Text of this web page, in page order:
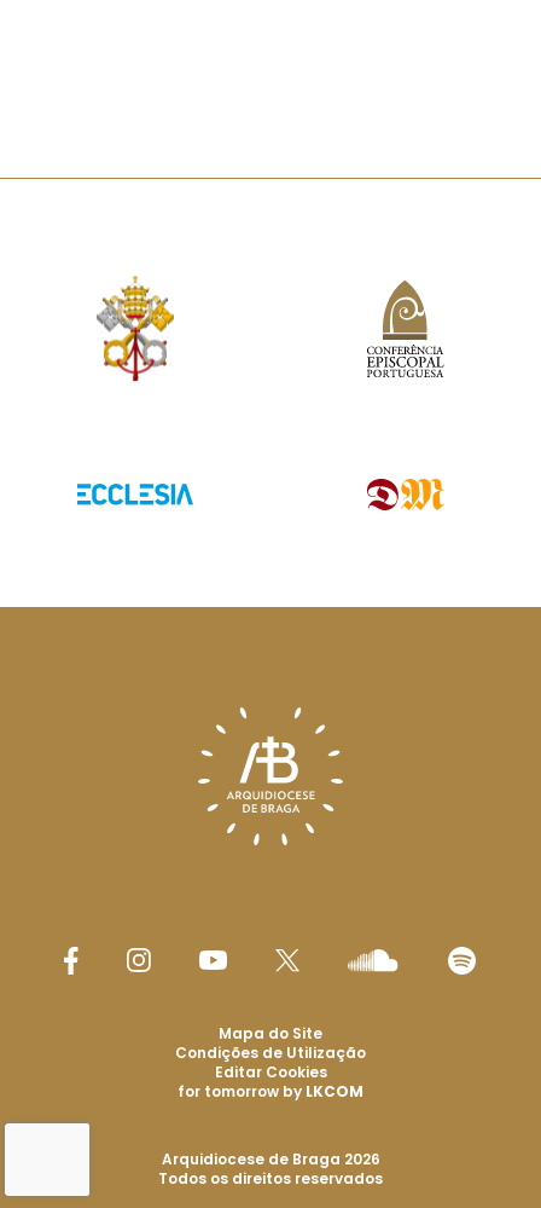
Arquidiocese de Braga 2026
Todos os direitos reservados
Mapa do Site
Condições de Utilização
Editar Cookies
for tomorrow by LKCOM